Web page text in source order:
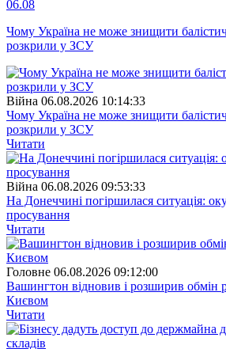
06.08
Чому Україна не може знищити
розкрили у ЗСУ
Війна 06.08.2026 10:14:33
Чому Україна не може знищити
розкрили у ЗСУ
Читати
Війна 06.08.2026 09:53:33
На Донеччині погіршилася ситуація:
просування
Читати
Головне 06.08.2026 09:12:00
Вашингтон відновив і розширив обмін
Києвом
Читати